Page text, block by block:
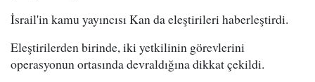
İsrail'in kamu yayıncısı Kan da eleştirileri haberleştirdi.
Eleştirilerden birinde, iki yetkilinin görevlerini
operasyonun ortasında devraldığına dikkat çekildi.